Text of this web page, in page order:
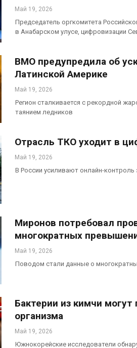
Май 19, 2026
Председатель оргкомитета
в Анабарском улусе, цифровизации
ВМО предупредила об
Латинской Америке
Май 19, 2026
Регион сталкивается с рекордной
таянием ледников
Отрасль ТКО уходит в
Май 19, 2026
В России усиливают онлайн-
Миронов потребовал
многократных
Май 19, 2026
Поводом стали данные о
Бактерии из кимчи
организма
Май 19, 2026
Южнокорейские исследователи